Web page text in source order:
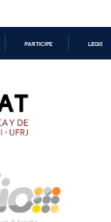
PARTICIPE